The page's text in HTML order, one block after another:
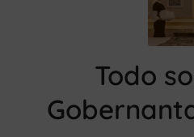
Todo